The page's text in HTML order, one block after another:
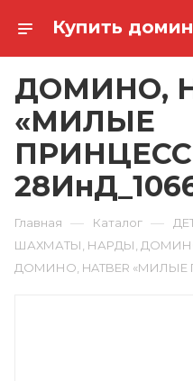
ДОМИНО,
«МИЛЫЕ
Главная — Каталог —
ШАХМАТЫ, НАРДЫ,
ДОМИНО, HATBER «МИЛЫЕ